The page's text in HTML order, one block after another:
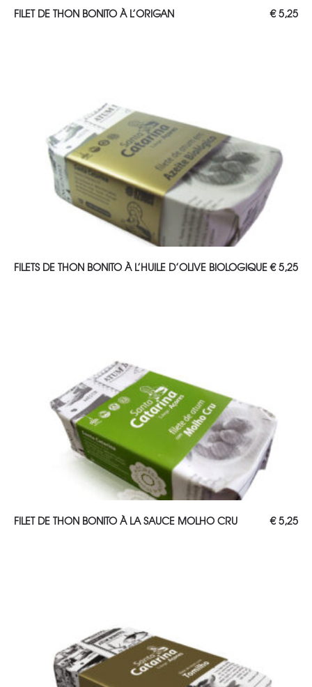
AJOUTER AU PANIER
FILET DE THON BONITO À L’ORIGAN €5,25
AJOUTER AU PANIER
FILETS DE THON BONITO À L’HUILE D’OLIVE BIOLOGIQUE €5,25
AJOUTER AU PANIER
FILET DE THON BONITO À LA SAUCE MOLHO CRU €5,25